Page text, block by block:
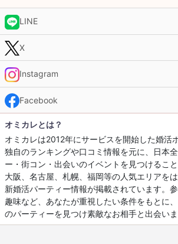
LINE
X
Instagram
Facebook
オミカレとは？
オミカレは2012年にサービスを開始した婚活
独自のランキングや口コミ情報を元に、日本
ー・街コン・出会いのイベントを見つけること
大阪、名古屋、札幌、福岡等の人気エリアを
新婚活パーティー情報が掲載されています。
趣味など、あなたが重視したい条件をもとに
のパーティーを見つけ素敵なお相手と出会いま